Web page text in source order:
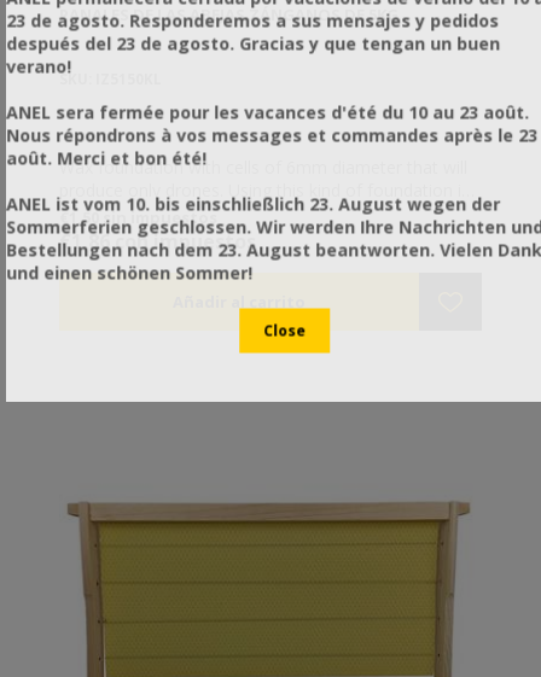
PANALES DE LAS ABEJAS ZÁNGANOS DE 5KG
SKU: IZ5150KL
Wax foundation with cells of 6mm diameter that will
the brood chamber will guarantee producing drones.
This is very helpful if you breed queens through
artificial insemination or if you want to establish
Varroa control as Varroa prefers drone cells. In this
case, when the frame is complete and the cells are
capped, you remove the frame from the hive.
€1,50 sin impuestos
€1,86 con impuestos
23 de agosto. Responderemos a sus mensajes y pedidos
después del 23 de agosto. Gracias y que tengan un buen
verano!
ANEL sera fermée pour les vacances d'été du 10 au 23 août.
Nous répondrons à vos messages et commandes après le 23
août. Merci et bon été!
ANEL ist vom 10. bis einschließlich 23. August wegen der
Sommerferien geschlossen. Wir werden Ihre Nachrichten
Bestellungen nach dem 23. August beantworten. Vielen Dank
und einen schönen Sommer!